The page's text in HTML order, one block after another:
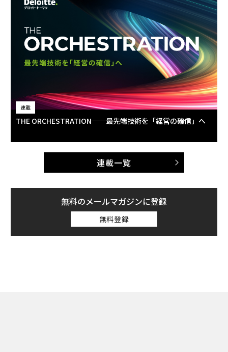
連載
THE ORCHESTRATION──最先端技術を「経営の確信」へ
連載一覧
無料のメールマガジンに登録
無料登録